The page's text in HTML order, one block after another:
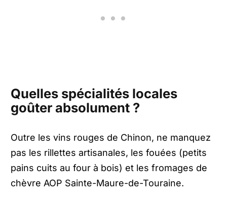
Quelles spécialités locales
goûter absolument ?
Outre les vins rouges de Chinon, ne manquez
pas les rillettes artisanales, les fouées (petits
pains cuits au four à bois) et les fromages de
chèvre AOP Sainte-Maure-de-Touraine.